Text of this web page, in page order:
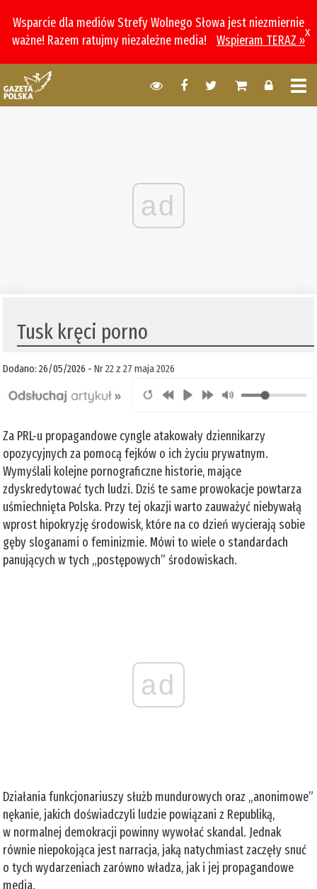
Wsparcie dla mediów Strefy Wolnego Słowa jest niezmiernie
ważne! Razem ratujmy niezależne media!
Wspieram TERAZ »
x
ad
Tusk kręci porno
Dodano: 26/05/2026 -Nr 22 z 27 maja 2026
Za PRL-u propagandowe cyngle atakowały dziennikarzy
opozycyjnych za pomocą fejków o ich życiu prywatnym.
Wymyślali kolejne pornograficzne historie, mające
zdyskredytować tych ludzi. Dziś te same prowokacje powtarza
uśmiechnięta Polska. Przy tej okazji warto zauważyć niebywałą
wprost hipokryzję środowisk, które na co dzień wycierają sobie
gęby sloganami o feminizmie. Mówi to wiele o standardach
panujących w tych „postępowych” środowiskach.
ad
Działania funkcjonariuszy służb mundurowych oraz „anonimowe”
nękanie, jakich doświadczyli ludzie powiązani z Republiką,
w normalnej demokracji powinny wywołać skandal. Jednak
równie niepokojąca jest narracja, jaką natychmiast zaczęły snuć
o tych wydarzeniach zarówno władza, jak i jej propagandowe
media.